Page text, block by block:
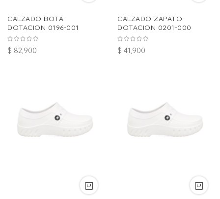
CALZADO BOTA
DOTACION 0196-001
$ 82,900
CALZADO ZAPATO
DOTACION 0201-000
$ 41,900